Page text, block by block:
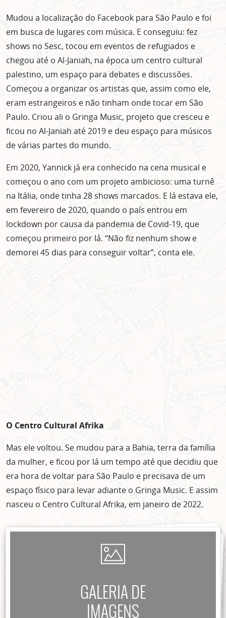
Mudou a localização do Facebook para São Paulo e foi
em busca de lugares com música. E conseguiu: fez
shows no Sesc, tocou em eventos de refugiados e
chegou até o Al-Janiah, na época um centro cultural
palestino, um espaço para debates e discussões.
Começou a organizar os artistas que, assim como ele,
eram estrangeiros e não tinham onde tocar em São
Paulo. Criou ali o Gringa Music, projeto que cresceu e
ficou no Al-Janiah até 2019 e deu espaço para músicos
de várias partes do mundo.
Em 2020, Yannick já era conhecido na cena musical e
começou o ano com um projeto ambicioso: uma turnê
na Itália, onde tinha 28 shows marcados. E lá estava ele,
em fevereiro de 2020, quando o país entrou em
lockdown por causa da pandemia de Covid-19, que
começou primeiro por lá. “Não fiz nenhum show e
demorei 45 dias para conseguir voltar”, conta ele.
O Centro Cultural Afrika
Mas ele voltou. Se mudou para a Bahia, terra da família
da mulher, e ficou por lá um tempo até que decidiu que
era hora de voltar para São Paulo e precisava de um
espaço físico para levar adiante o Gringa Music. E assim
nasceu o Centro Cultural Afrika, em janeiro de 2022.
GALERIA DE
IMAGENS